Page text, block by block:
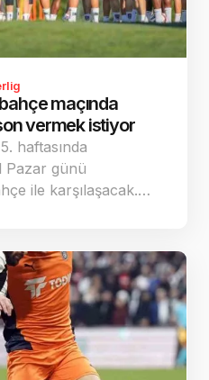
maçında
vermek istiyor
haftasında
Pazar günü
ile karşılaşacak.…